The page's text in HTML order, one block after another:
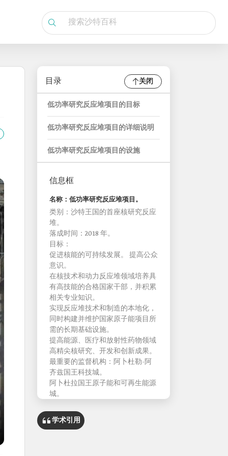
目录 关闭
低功率研究反应堆项目的目标
低功率研究反应堆项目的详细说明
低功率研究反应堆项目的设施
信息框
名称：低功率研究反应堆项目。
类别：沙特王国的首座核研究反应
堆。
落成时间：2018 年。
目标：
促进核能的可持续发展。 提高公众
意识。
在核技术和动力反应堆领域培养具
有高技能的合格国家干部，并积累
相关专业知识。
实现反应堆技术和制造的本地化，
同时构建并维护国家原子能项目所
需的长期基础设施。
提高能源、医疗和放射性药物领域
高精尖核研究、开发和创新成果。
最重要的监督机构：阿卜杜勒-阿
齐兹国王科技城。
阿卜杜拉国王原子能和可再生能源
城。
项目设施：六个实验室。
四个供研究使用的培训和模拟设
学术引用